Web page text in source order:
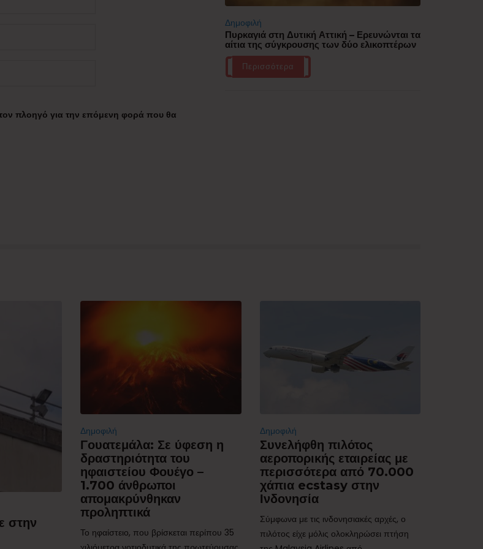
πλοηγό για την επόμενη φορά που θα
Δημοφιλή
Πυρκαγιά στη Δυτική Αττική – Ερευνώνται τα
αίτια της σύγκρουσης των δύο ελικοπτέρων
Περισσότερα
στην
Δημοφιλή
Γουατεμάλα: Σε ύφεση η
δραστηριότητα του
ηφαιστείου Φουέγο –
1.700 άνθρωποι
απομακρύνθηκαν
προληπτικά
Το ηφαίστειο, που βρίσκεται περίπου 35
Δημοφιλή
Συνελήφθη πιλότος
αεροπορικής εταιρείας με
περισσότερα από 70.000
χάπια ecstasy στην
Ινδονησία
Σύμφωνα με τις ινδονησιακές αρχές, ο
πιλότος είχε μόλις ολοκληρώσει πτήση